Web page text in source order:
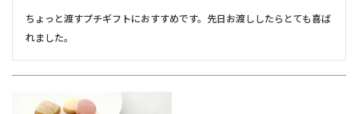
ちょっと渡すプチギフトにおすすめです。先日お渡ししたらとても喜ば
れました。